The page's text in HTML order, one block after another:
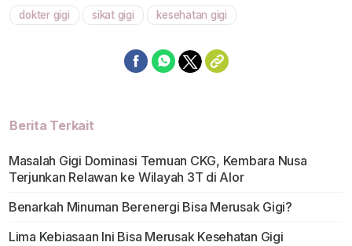
dokter gigi sikat gigi kesehatan gigi
Berita Terkait
Masalah Gigi Dominasi Temuan CKG, Kembara Nusa
Terjunkan Relawan ke Wilayah 3T di Alor
Benarkah Minuman Berenergi Bisa Merusak Gigi?
Lima Kebiasaan Ini Bisa Merusak Kesehatan Gigi